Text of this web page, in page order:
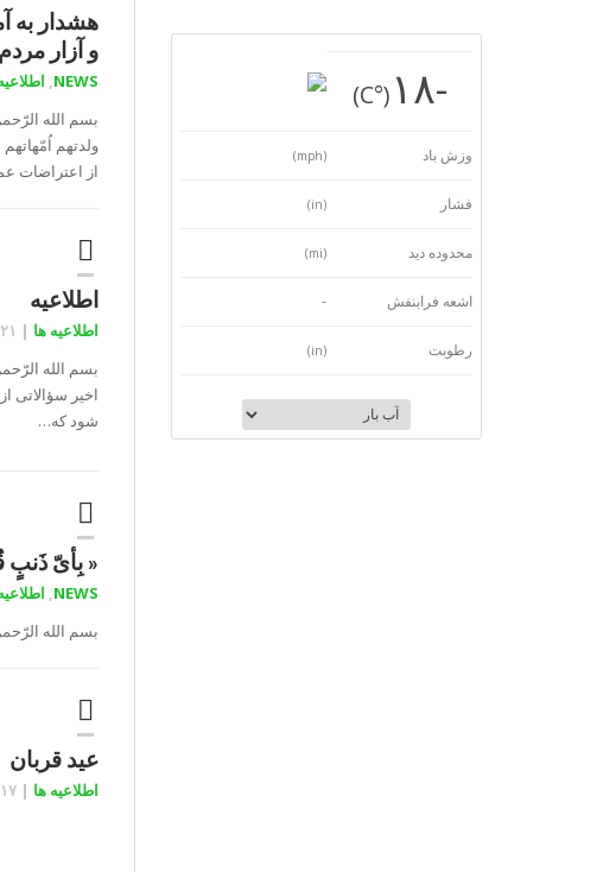
هشدار به
و آزار مردم
NEWS
,
بسم الله
ولدتهم
از اعتراضات
اطلاعیه
اطلاعیه ها | ۲۱ مهر ۱۴۰۱
بسم الله
اخیر سؤالاتی
شود که…
« بِأیّ ذَنبٍ
NEWS
,
بسم الله
عید قربان
اطلاعیه ها |۱۷ تیر ۱۴۰۱
-١٨ (°C)
وزش باد (mph)
فشار (in)
محدوده دید (mi)
اشعه فرابنفش -
رطوبت (in)